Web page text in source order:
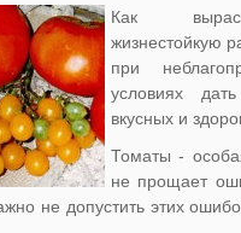
Как
жизнестойкую
при
условиях
вкусных и
Томаты -
не прощает
не допустить этих